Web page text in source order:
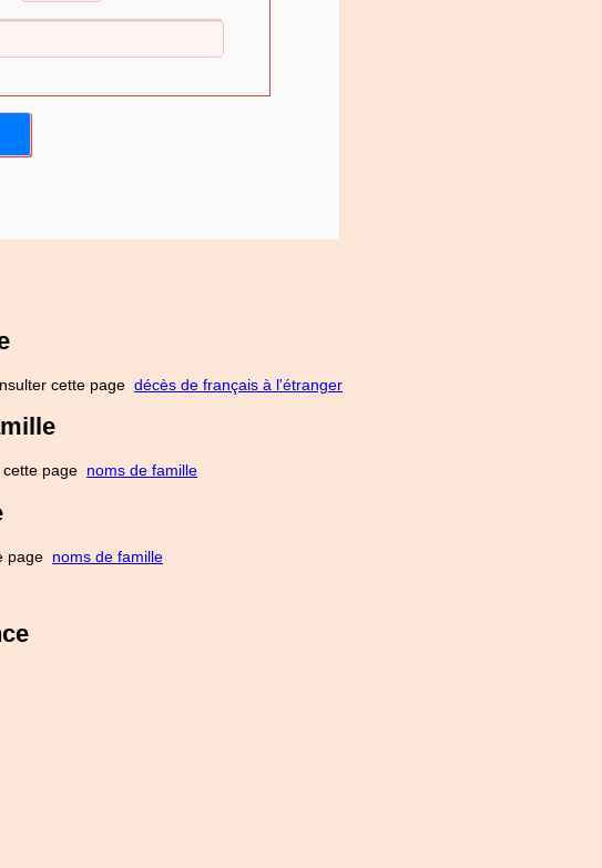
cette page décès de français à l'étranger
page noms de famille
page noms de famille